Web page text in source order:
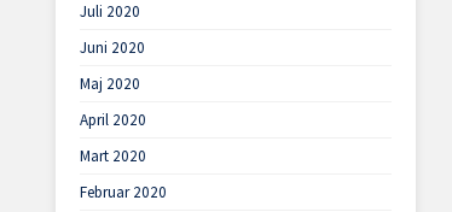
Juli 2020
Juni 2020
Maj 2020
April 2020
Mart 2020
Februar 2020